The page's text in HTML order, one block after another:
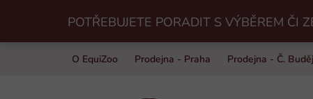
obsah
POTŘEBUJETE PORADIT S VÝBĚREM ČI
O EquiZoo Prodejna - Praha Prodejna - Č.